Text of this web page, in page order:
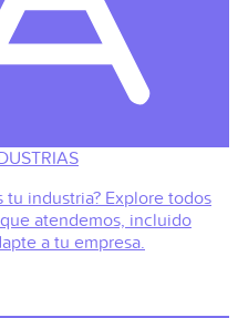
tu industria? Explore todos
atendemos, incluido
a tu empresa.